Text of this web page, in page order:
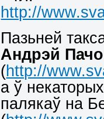
http://
Пазьней
Андрэй
(http://
а ў
палякаў на